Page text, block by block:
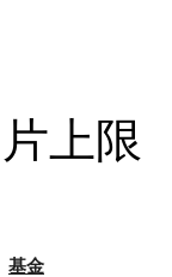
上限
基金